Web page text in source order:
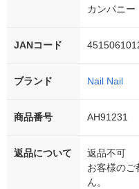
カンパニー
JANコード
ブランド Nail Nail
商品番号 AH91231
返品について
返品不可
お客様のご
ん。